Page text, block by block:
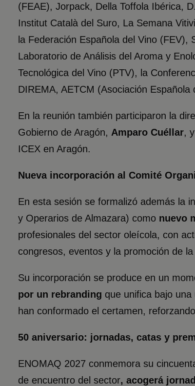
(FEAE), Jorpack, Della Toffola Ibérica,
Institut Català del Suro, La Semana
la Federación Española del Vino
Laboratorio de Análisis del Aroma y
Tecnológica del Vino (PTV), la
DIREMA, AETCM (Asociación
En la reunión también participaron la
Gobierno de Aragón, Amparo Cuéllar, y
ICEX en Aragón.
Nueva incorporación al Comité
En esta sesión se formalizó además la
y Operarios de Almazara) como nuevo
profesionales del sector oleícola, con
congresos, eventos y la promoción de
Su incorporación se produce en un
por un rebranding que unifica bajo
han conformado el certamen,
50 aniversario: jornadas, catas y
ENOMAQ 2027 conmemora su
de encuentro del sector, acogerá